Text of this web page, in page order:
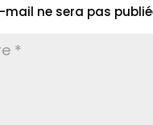
ne sera pas